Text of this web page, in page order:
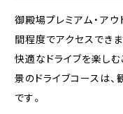
御殿場プレミアム・ア
間程度でアクセスでき
快適なドライブを楽し
景のドライブコースは
です。